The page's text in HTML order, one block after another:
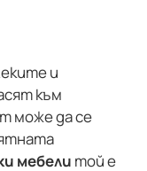
и
към
може да се
мебели той е